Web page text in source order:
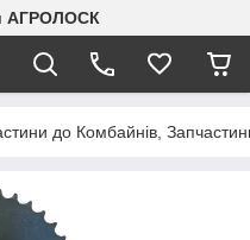
АГРОЛОСК
до Комбайнів,